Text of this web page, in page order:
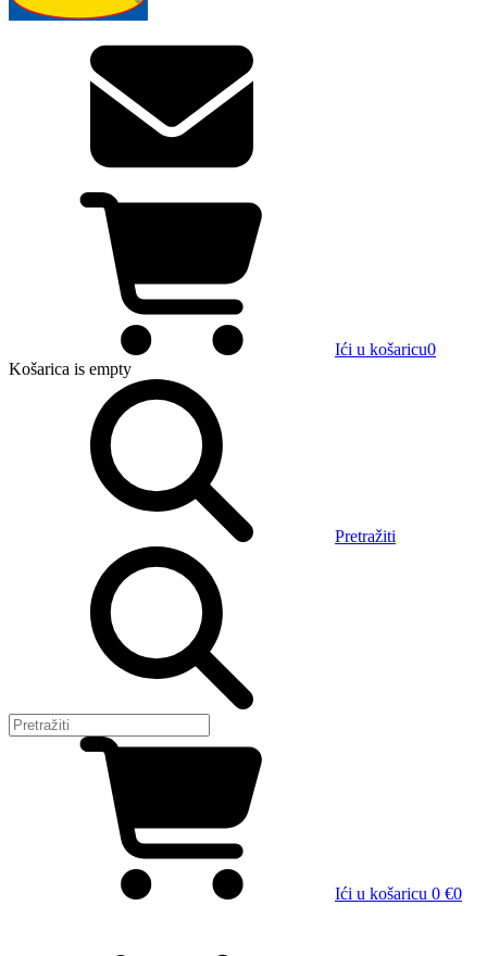
Ići u košaricu0
Košarica is empty
Pretražiti
Ići u košaricu 0 €0